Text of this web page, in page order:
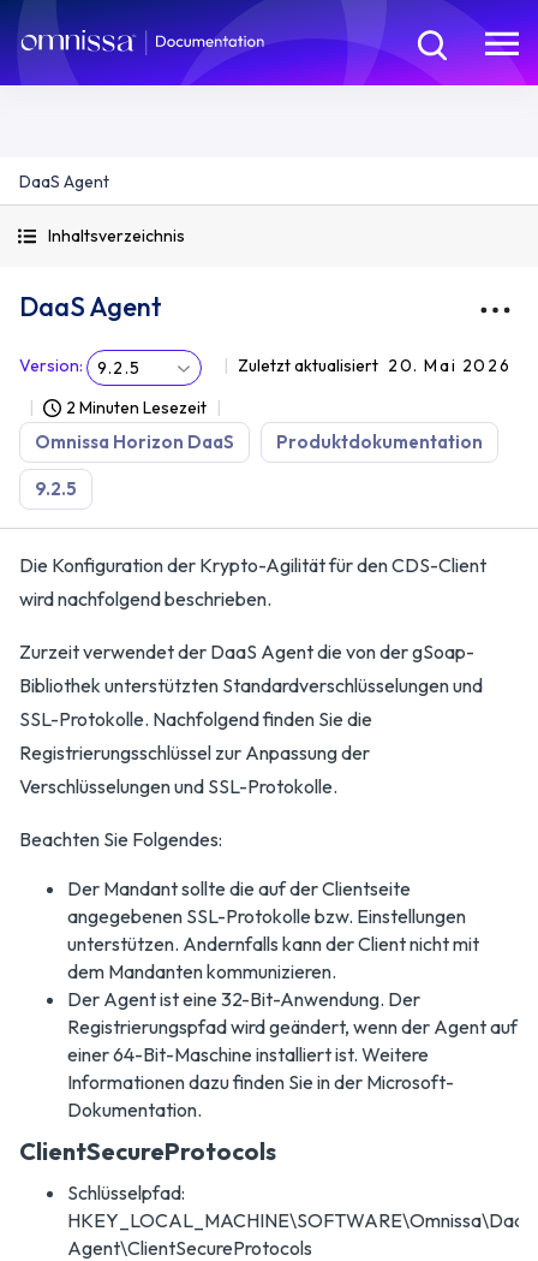
DaaS Agent
Inhaltsverzeichnis
DaaS Agent
Version: 9.2.5 Zuletzt aktualisiert 20. Mai 2026
2 Minuten Lesezeit
Omnissa Horizon DaaS Produktdokumentation
9.2.5
Die Konfiguration der Krypto-Agilität für den CDS-Client
wird nachfolgend beschrieben.
Zurzeit verwendet der DaaS Agent die von der gSoap-
Bibliothek unterstützten Standardverschlüsselungen und
SSL-Protokolle. Nachfolgend finden Sie die
Registrierungsschlüssel zur Anpassung der
Verschlüsselungen und SSL-Protokolle.
Beachten Sie Folgendes:
Der Mandant sollte die auf der Clientseite
angegebenen SSL-Protokolle bzw. Einstellungen
unterstützen. Andernfalls kann der Client nicht mit
dem Mandanten kommunizieren.
Der Agent ist eine 32-Bit-Anwendung. Der
Registrierungspfad wird geändert, wenn der Agent auf
einer 64-Bit-Maschine installiert ist. Weitere
Informationen dazu finden Sie in der Microsoft-
Dokumentation.
ClientSecureProtocols
Schlüsselpfad:
HKEY_LOCAL_MACHINE\SOFTWARE\Omnissa\DaaS
Agent\ClientSecureProtocols